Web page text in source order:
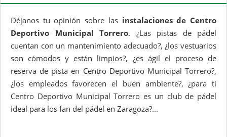
Déjanos tu opinión sobre las instalaciones de Centro
Deportivo Municipal Torrero. ¿Las pistas de pádel
cuentan con un mantenimiento adecuado?, ¿los vestuarios
son cómodos y están limpios?, ¿es ágil el proceso de
reserva de pista en Centro Deportivo Municipal Torrero?,
¿los empleados favorecen el buen ambiente?, ¿para ti
Centro Deportivo Municipal Torrero es un club de pádel
ideal para los fan del pádel en Zaragoza?...